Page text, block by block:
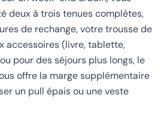
deux à trois tenues complètes,
de rechange, votre trousse de
accessoires (livre, tablette,
pour des séjours plus longs, le
offre la marge supplémentaire
un pull épais ou une veste